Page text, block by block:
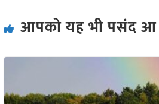
आपको यह भी पसंद